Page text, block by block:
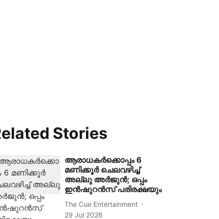
Stories
ആരാധകർക്കൊപ്പം 6
മണിക്കൂർ ചെലവഴിച്ച്
അല്ലു അർജുൻ; ഒപ്പം
ഇൻഷുറൻസ് പരിരക്ഷയും
The Cue Entertainment
29 Jul 2026